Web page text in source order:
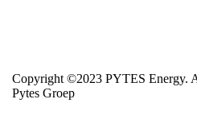
Copyright ©2023 PYTES Energy.
Pytes Groep